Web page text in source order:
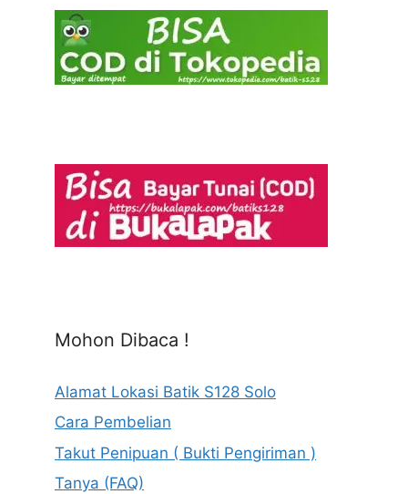
Mohon Dibaca !
Alamat Lokasi Batik S128 Solo
Cara Pembelian
Takut Penipuan ( Bukti Pengiriman )
Tanya (FAQ)